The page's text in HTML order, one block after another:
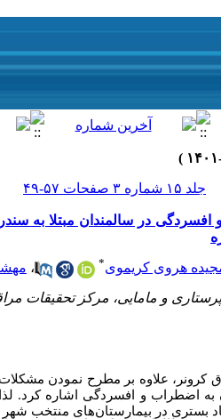
جلد ۱۵ شماره ۳ صفحات ۵۷-۴۹
هروی کریموی* ،
و مامایی، مرکز تحقیقات
کرونر، علاوه بر مطرح نمودن
به اضطراب و افسردگی اشاره کرد.
در بیمارستان‌های منتخب شهر تهران سال